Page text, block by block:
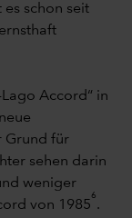
schon seit
Accord“ in
Grund für
sehen darin
weniger
von 1985
6
.